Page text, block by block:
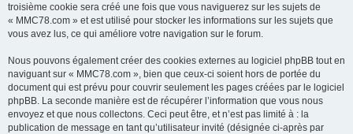
troisième cookie sera créé une fois que vous naviguerez sur les sujets de
« MMC78.com » et est utilisé pour stocker les informations sur les sujets que
vous avez lus, ce qui améliore votre navigation sur le forum.
Nous pouvons également créer des cookies externes au logiciel phpBB tout en
naviguant sur « MMC78.com », bien que ceux-ci soient hors de portée du
document qui est prévu pour couvrir seulement les pages créées par le logiciel
phpBB. La seconde manière est de récupérer l’information que vous nous
envoyez et que nous collectons. Ceci peut être, et n’est pas limité à : la
publication de message en tant qu’utilisateur invité (désignée ci-après par